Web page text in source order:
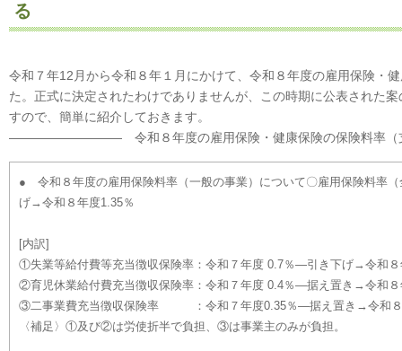
る
令和７年12月から令和８年１月にかけて、令和８年度の雇用保険・
た。正式に決定されたわけでありませんが、この時期に公表された
すので、簡単に紹介しておきます。
――――――――― 令和８年度の雇用保険・健康保険の保険料
● 令和８年度の雇用保険料率（一般の事業）について〇雇用保険
げ→令和８年度1.35％
[内訳]
①失業等給付費等充当徴収保険率：令和７年度 0.7％―引き下げ→令和８
②育児休業給付費充当徴収保険率：令和７年度 0.4％―据え置き→令和８
③二事業費充当徴収保険率 ：令和７年度0.35％―据え置き→令和８
〈補足〉①及び②は労使折半で負担、③は事業主のみが負担。